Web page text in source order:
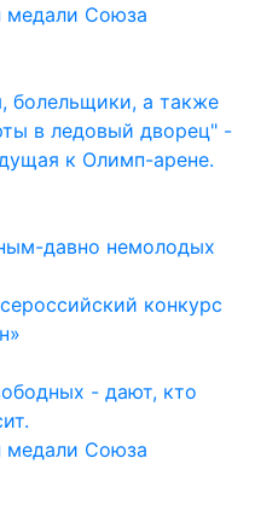
медали Союза
болельщики, а также
в ледовый дворец" -
к Олимп-арене.
давно немолодых
конкурс
- дают, кто
медали Союза